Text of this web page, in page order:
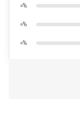
0%
0%
0%